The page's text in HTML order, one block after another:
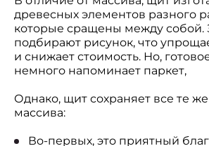
древесных элементов разного
которые сращены между собой.
подбирают рисунок, что
и снижает стоимость. Но,
немного напоминает паркет,
Однако, щит сохраняет все те
массива:
Во-первых, это приятный